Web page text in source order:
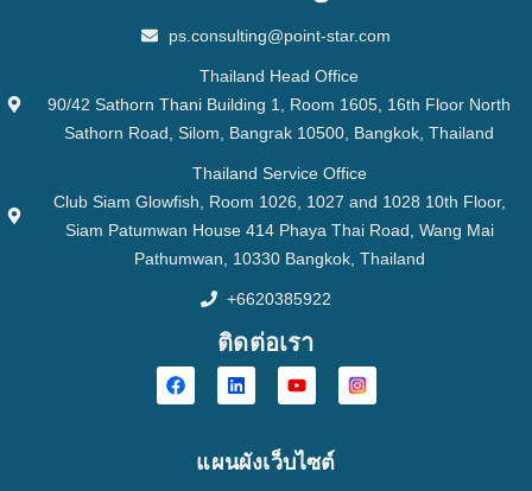
ps.consulting@point-star.com
Thailand Head Office
90/42 Sathorn Thani Building 1, Room 1605, 16th Floor North
Sathorn Road, Silom, Bangrak 10500, Bangkok, Thailand
Thailand Service Office
Club Siam Glowfish, Room 1026, 1027 and 1028 10th Floor,
Siam Patumwan House 414 Phaya Thai Road, Wang Mai
Pathumwan, 10330 Bangkok, Thailand
+6620385922
ติดต่อเรา
แผนผังเว็บไซต์